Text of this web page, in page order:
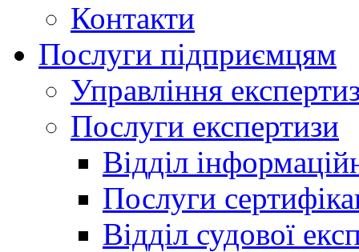
Контакти
Послуги підприємцям
Управління
Послуги експертизи
Відділ
Послуги
Відділ судової